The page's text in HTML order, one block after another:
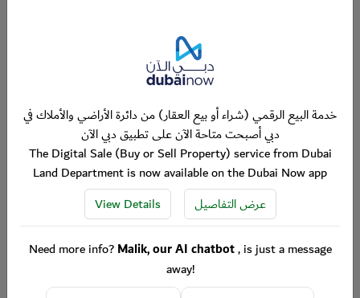
خدمة البيع الرقمي (شراء أو بيع العقار) من دائرة الأراضي والأملاك في
دبي أصبحت متاحة الآن على تطبيق دبي الآن
The Digital Sale (Buy or Sell Property) service from Dubai
Land Department is now available on the Dubai Now app
View Details
عرض التفاصيل
Need more info?Malik, our AI chatbot, is just a message
away!